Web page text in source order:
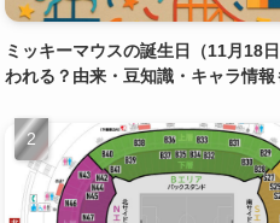
ミッキーマウスの誕生日（11月18
われる？由来・豆知識・キャラ情報